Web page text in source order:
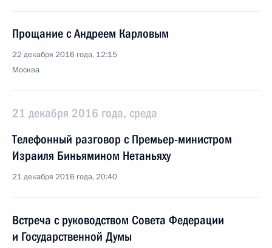
Прощание с Андреем Карловым
22 декабря 2016 года, 12:15
Москва
21 декабря 2016 года, среда
Телефонный разговор с Премьер-министром
Израиля Биньямином Нетаньяху
21 декабря 2016 года, 20:40
Встреча с руководством Совета Федерации
и Государственной Думы